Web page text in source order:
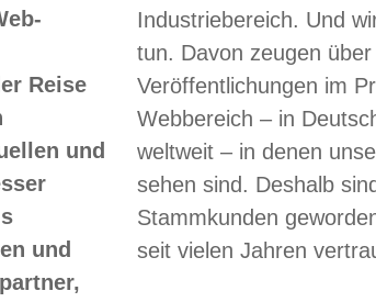
Reise
und
und
Industriebereich. Und
tun. Davon zeugen über
Veröffentlichungen im
Webbereich – in
weltweit – in denen
sehen sind. Deshalb
Stammkunden
seit vielen Jahren